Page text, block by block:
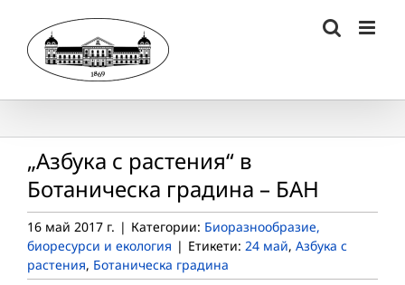
content
„Азбука с растения“ в
Ботаническа градина – БАН
16 май 2017 г. | Категории: Биоразнообразие,
биоресурси и екология | Етикети: 24 май, Азбука с
растения, Ботаническа градина